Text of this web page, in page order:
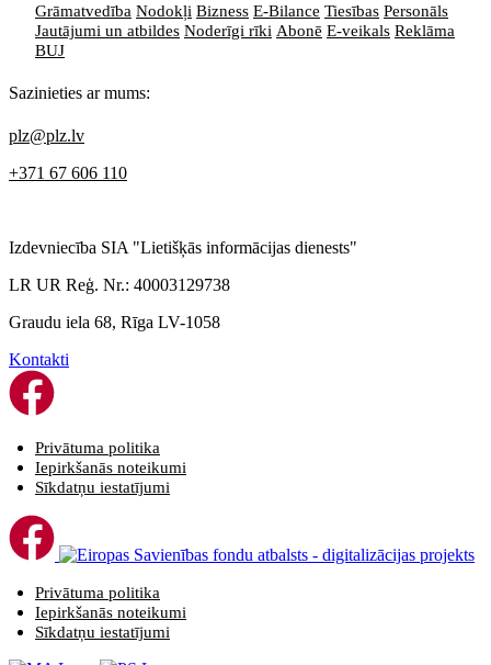
Grāmatvedība Nodokļi Bizness E-Bilance Tiesības Personāls
Jautājumi un atbildes Noderīgi rīki Abonē E-veikals Reklāma
BUJ
Sazinieties ar mums:
plz@plz.lv
+371 67 606 110
Izdevniecība SIA "Lietišķās informācijas dienests"
LR UR Reģ. Nr.: 40003129738
Graudu iela 68, Rīga LV-1058
Kontakti
Privātuma politika
Iepirkšanās noteikumi
Sīkdatņu iestatījumi
Privātuma politika
Iepirkšanās noteikumi
Sīkdatņu iestatījumi